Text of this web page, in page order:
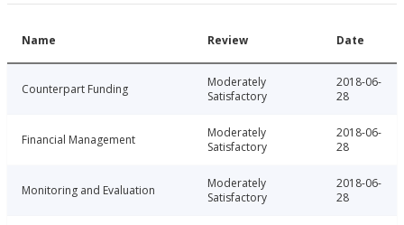
Name Review Date
Counterpart Funding
Moderately
Satisfactory
2018-06-
28
Financial Management
Moderately
Satisfactory
2018-06-
28
Monitoring and Evaluation
Moderately
Satisfactory
2018-06-
28